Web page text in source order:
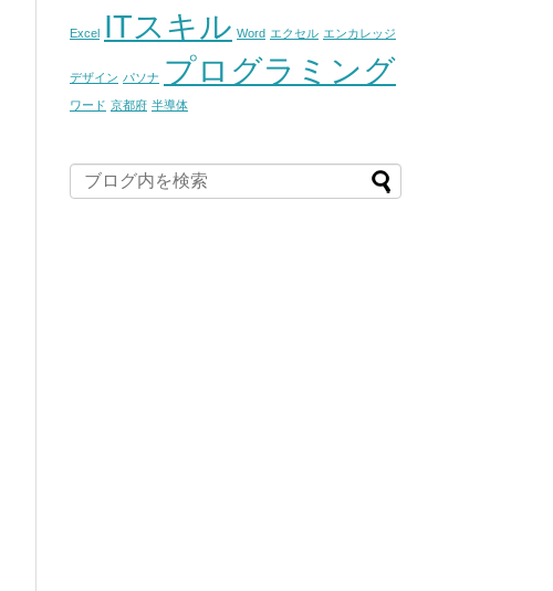
Excel ITスキル Word エクセル エンカレッジ
デザイン パソナ プログラミング
ワード 京都府 半導体